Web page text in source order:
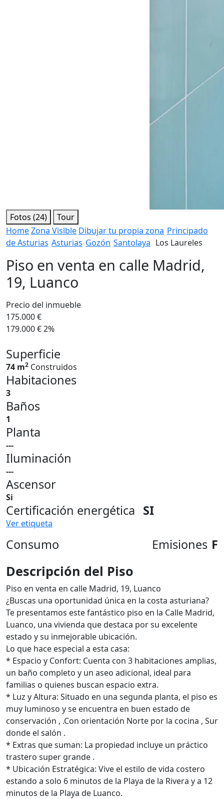
Fotos (24)
Tour
HomeZona Vislble Dibujar tu propia zona Principado
de Asturias Asturias Gozón Santolaya Los Laureles
Piso en venta en calle Madrid,
19, Luanco
Precio del inmueble
175.000 €
179.000 €2%
Superficie
74 m2 Construidos
Habitaciones
3
Baños
1
Planta
---
Iluminación
---
Ascensor
Si
Certificación energética SI
Ver etiqueta
Consumo Emisiones F
Descripción del Piso
Piso en venta en calle Madrid, 19, Luanco
¿Buscas una oportunidad única en la costa asturiana?
Te presentamos este fantástico piso en la Calle Madrid,
Luanco, una vivienda que destaca por su excelente
estado y su inmejorable ubicación.
Lo que hace especial a esta casa:
* Espacio y Confort: Cuenta con 3 habitaciones amplias,
un baño completo y un aseo adicional, ideal para
familias o quienes buscan espacio extra.
* Luz y Altura: Situado en una segunda planta, el piso es
muy luminoso y se encuentra en buen estado de
conservación , .Con orientación Norte por la cocina , Sur
donde el salón .
* Extras que suman: La propiedad incluye un práctico
trastero super grande .
* Ubicación Estratégica: Vive el estilo de vida costero
estando a solo 6 minutos de la Playa de la Rivera y a 12
minutos de la Playa de Luanco.